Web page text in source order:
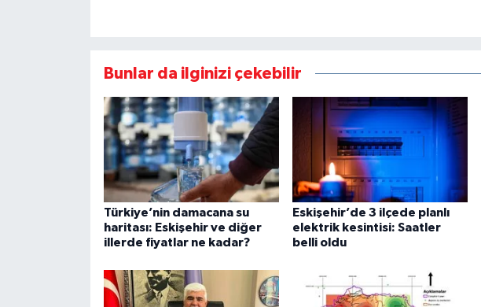
Bunlar da ilginizi çekebilir
Türkiye’nin damacana su
haritası: Eskişehir ve diğer
illerde fiyatlar ne kadar?
Eskişehir’de 3 ilçede planlı
elektrik kesintisi: Saatler
belli oldu